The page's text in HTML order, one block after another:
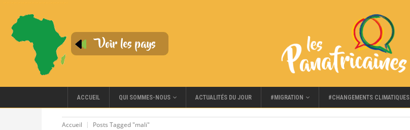
ACCUEIL QUI SOMMES-NOUS ACTUALITÉS DU JOUR #MIGRATION #CHANGEMENTS CLIMATIQUES
Accueil Posts Tagged "mali"